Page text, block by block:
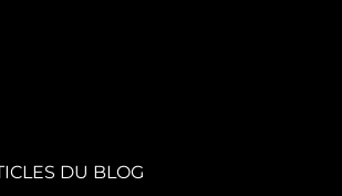
DU BLOG